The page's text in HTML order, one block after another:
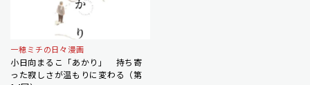
一穂ミチの日々漫画
小日向まるこ「あかり」 持ち寄
った寂しさが温もりに変わる（第